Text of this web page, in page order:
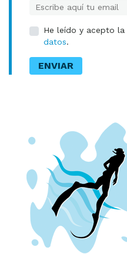
E-mail
He leído y acepto la
datos.
ENVIAR